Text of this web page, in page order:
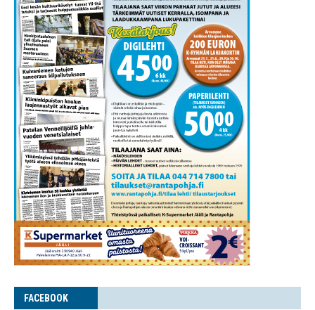
FACE­BOOK